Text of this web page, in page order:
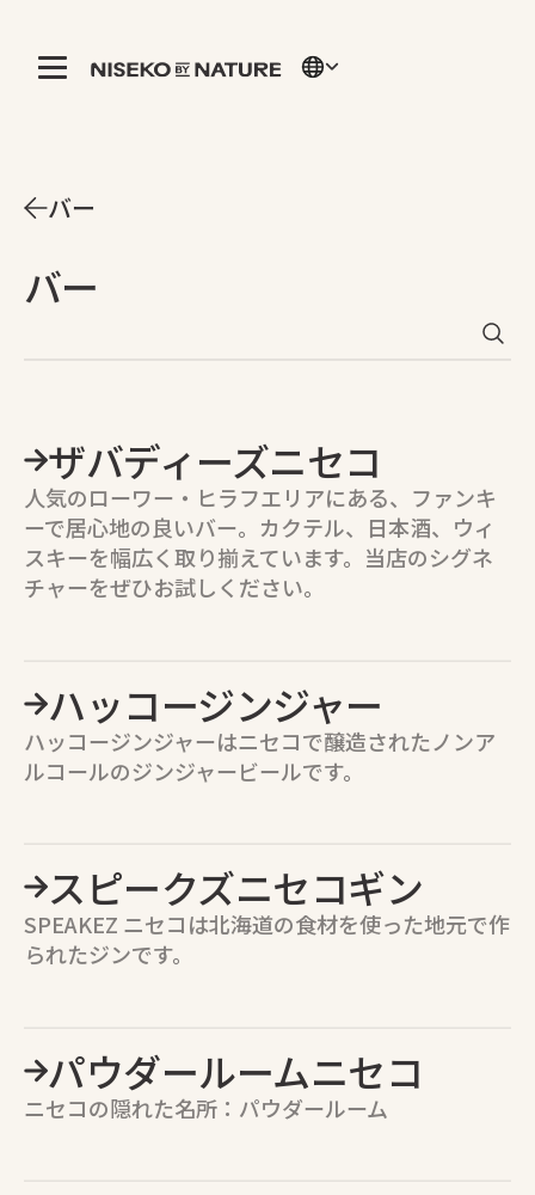
バー
バー
ザバディーズニセコ
人気のローワー・ヒラフエリアにある、ファンキ
ーで居心地の良いバー。カクテル、日本酒、ウィ
スキーを幅広く取り揃えています。当店のシグネ
チャーをぜひお試しください。
ハッコージンジャー
ハッコージンジャーはニセコで醸造されたノンア
ルコールのジンジャービールです。
スピークズニセコギン
SPEAKEZ ニセコは北海道の食材を使った地元で作
られたジンです。
パウダールームニセコ
ニセコの隠れた名所：パウダールーム